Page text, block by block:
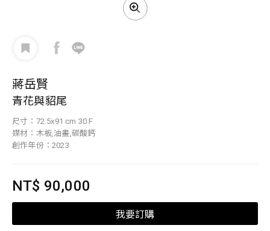
蔣岳賢
青花與貂尾
尺寸：72.5x91 cm 30 F
媒材：木板,油畫,碳酸鈣
創作年份：2023
NT$ 90,000
我要訂購